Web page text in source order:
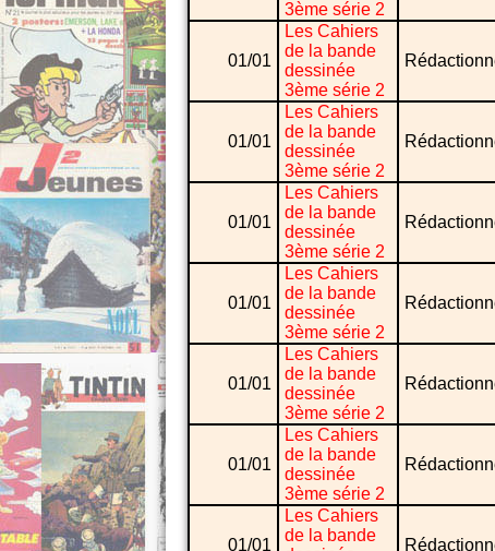
3ème série 2
01/01
Les Cahiers
de la bande
dessinée
3ème série 2
01/01
Les Cahiers
de la bande
dessinée
3ème série 2
01/01
Les Cahiers
de la bande
dessinée
3ème série 2
01/01
Les Cahiers
de la bande
dessinée
3ème série 2
01/01
Les Cahiers
de la bande
dessinée
3ème série 2
01/01
Les Cahiers
de la bande
dessinée
3ème série 2
01/01
Les Cahiers
de la bande